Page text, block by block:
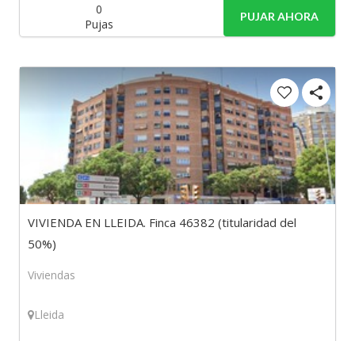
0
Pujas
PUJAR AHORA
VIVIENDA EN LLEIDA. Finca 46382 (titularidad del
50%)
Viviendas
Lleida